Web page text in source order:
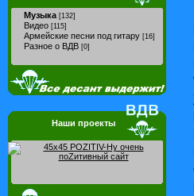
Музыка [132]
Видео [115]
Армейские песни под гитару [16]
Разное о ВДВ [0]
Наши проекты